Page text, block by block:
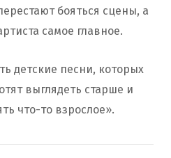
бояться сцены, а
самое главное.
детские песни, которых
выглядеть старше и
что-то взрослое».